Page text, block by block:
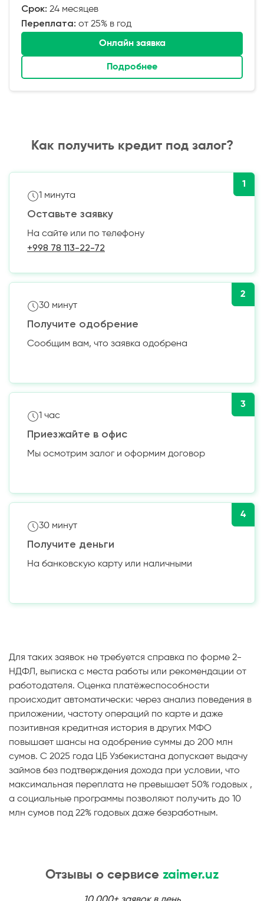
Срок: 24 месяцев
Переплата: от 25% в год
Онлайн заявка
Подробнее
Как получить кредит под залог?
1
1 минута
Оставьте заявку
На сайте или по телефону
+998 78 113-22-72
2
30 минут
Получите одобрение
Сообщим вам, что заявка одобрена
3
1 час
Приезжайте в офис
Мы осмотрим залог и оформим договор
4
30 минут
Получите деньги
На банковскую карту или наличными
Для таких заявок не требуется справка по форме 2-
НДФЛ, выписка с места работы или рекомендации от
работодателя. Оценка платёжеспособности
происходит автоматически: через анализ поведения в
приложении, частоту операций по карте и даже
позитивная кредитная история в других МФО
повышает шансы на одобрение суммы до 200 млн
сумов. С 2025 года ЦБ Узбекистана допускает выдачу
займов без подтверждения дохода при условии, что
максимальная переплата не превышает 50% годовых ,
а социальные программы позволяют получить до 10
млн сумов под 22% годовых даже безработным.
Отзывы о сервисе zaimer.uz